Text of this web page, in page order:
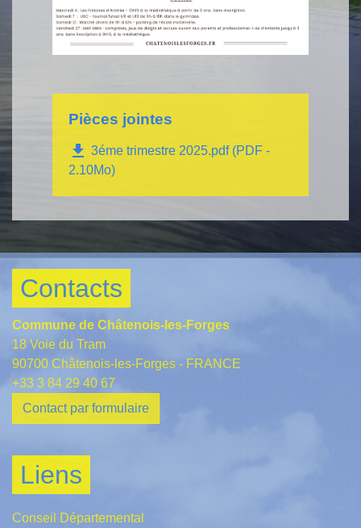
Pièces jointes
file_download 3éme trimestre 2025.pdf (PDF -
2.10Mo)
Contacts
Commune de Châtenois-les-Forges
18 Voie du Tram
90700 Châtenois-les-Forges - FRANCE
+33 3 84 29 40 67
Contact par formulaire
Liens
Conseil Départemental